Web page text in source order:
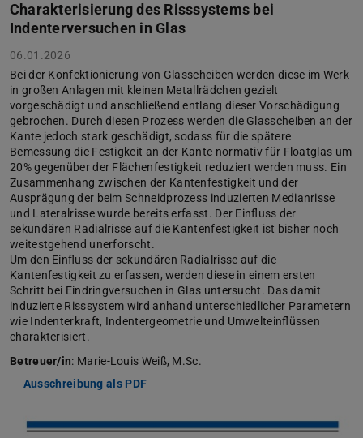
Charakterisierung des Risssystems bei
Indenterversuchen in Glas
06.01.2026
Bei der Konfektionierung von Glasscheiben werden diese im Werk
in großen Anlagen mit kleinen Metallrädchen gezielt
vorgeschädigt und anschließend entlang dieser Vorschädigung
gebrochen. Durch diesen Prozess werden die Glasscheiben an der
Kante jedoch stark geschädigt, sodass für die spätere
Bemessung die Festigkeit an der Kante normativ für Floatglas um
20% gegenüber der Flächenfestigkeit reduziert werden muss. Ein
Zusammenhang zwischen der Kantenfestigkeit und der
Ausprägung der beim Schneidprozess induzierten Medianrisse
und Lateralrisse wurde bereits erfasst. Der Einfluss der
sekundären Radialrisse auf die Kantenfestigkeit ist bisher noch
weitestgehend unerforscht.
Um den Einfluss der sekundären Radialrisse auf die
Kantenfestigkeit zu erfassen, werden diese in einem ersten
Schritt bei Eindringversuchen in Glas untersucht. Das damit
induzierte Risssystem wird anhand unterschiedlicher Parametern
wie Indenterkraft, Indentergeometrie und Umwelteinflüssen
charakterisiert.
Betreuer/in: Marie-Louis Weiß, M.Sc.
Ausschreibung als PDF